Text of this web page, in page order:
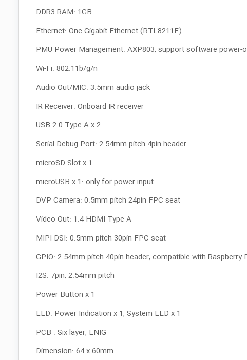
DDR3 RAM: 1GB
Ethernet: One Gigabit Ethernet (RTL8211E)
PMU Power Management: AXP803, support software power-
Wi-Fi: 802.11b/g/n
Audio Out/MIC: 3.5mm audio jack
IR Receiver: Onboard IR receiver
USB 2.0 Type A x 2
Serial Debug Port: 2.54mm pitch 4pin-header
microSD Slot x 1
microUSB x 1: only for power input
DVP Camera: 0.5mm pitch 24pin FPC seat
Video Out: 1.4 HDMI Type-A
MIPI DSI: 0.5mm pitch 30pin FPC seat
GPIO: 2.54mm pitch 40pin-header, compatible with Raspberry
I2S: 7pin, 2.54mm pitch
Power Button x 1
LED: Power Indication x 1, System LED x 1
PCB : Six layer, ENIG
Dimension: 64 x 60mm